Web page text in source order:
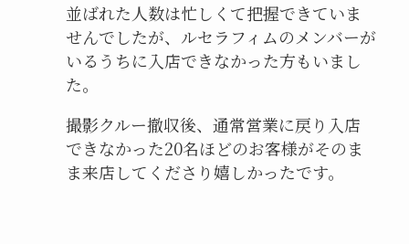
並ばれた人数は忙しくて把握できていま
せんでしたが、ルセラフィムのメンバーが
いるうちに入店できなかった方もいまし
た。
撮影クルー撤収後、通常営業に戻り入店
できなかった20名ほどのお客様がそのま
ま来店してくださり嬉しかったです。